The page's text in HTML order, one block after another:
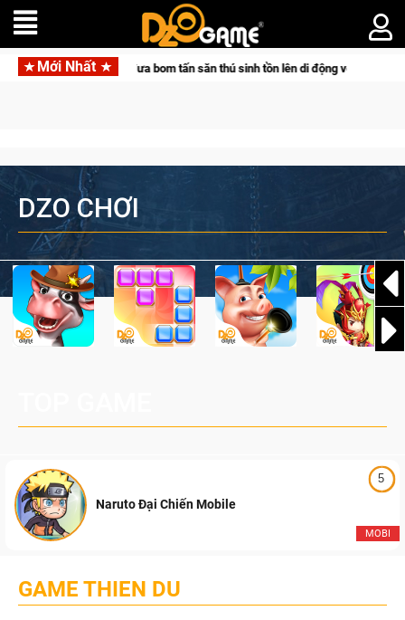
Mới Nhất
Pocketpair đưa bom tấn săn thú sinh tồn lên di động với tên gọi Palworld
DZO CHƠI
5
MOBI
Naruto Đại Chiến Mobile
GAME THIEN DU